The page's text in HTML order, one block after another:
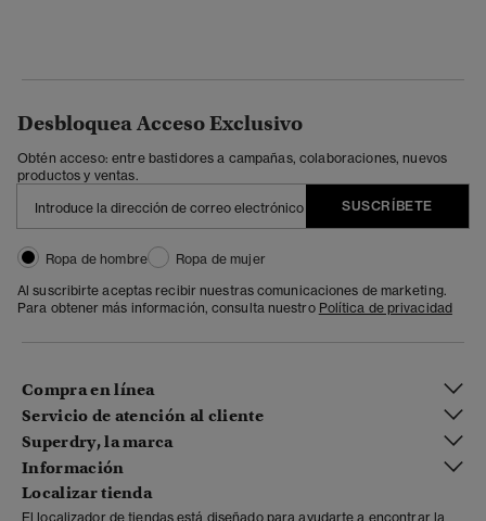
Desbloquea Acceso Exclusivo
Obtén acceso: entre bastidores a campañas, colaboraciones, nuevos
productos y ventas.
SUSCRÍBETE
Ropa de hombre
Ropa de mujer
Al suscribirte aceptas recibir nuestras comunicaciones de marketing.
Para obtener más información, consulta nuestro Política de privacidad
Compra en línea
Servicio de atención al cliente
Superdry, la marca
Información
Localizar tienda
El localizador de tiendas está diseñado para ayudarte a encontrar la